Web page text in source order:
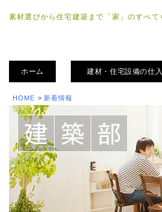
素材選びから住宅建築まで「家」のすべ
ホーム 建材・住宅設備の仕
HOME > 新着情報